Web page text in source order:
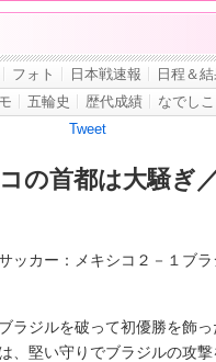
フォト 日本戦速報 日程＆
五輪史 歴代成績
なでし
Tweet
の首都は大騒ぎ
ッカー：メキシコ２－１
ラジルを破って初優勝を飾
、堅い守りでブラジルの攻